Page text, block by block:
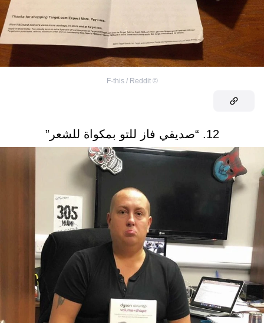
©
F-this / Reddit
12. “صديقي فاز للتو بمكواة للشعر”